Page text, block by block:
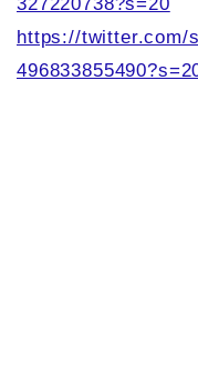
327220738?s=20
https://twitter.com/